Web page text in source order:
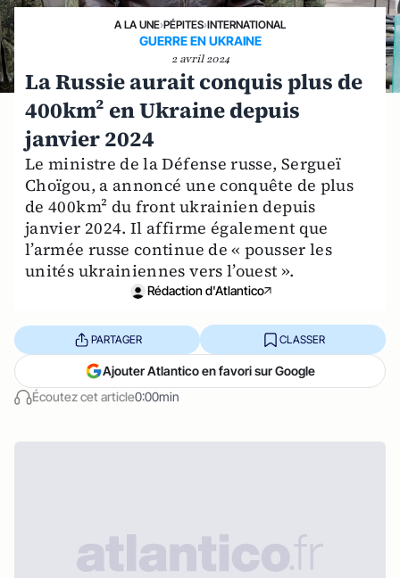
A LA UNE›PÉPITES›INTERNATIONAL
GUERRE EN UKRAINE
2 avril 2024
La Russie aurait conquis plus de
400km² en Ukraine depuis
janvier 2024
Le ministre de la Défense russe, Sergueï
Choïgou, a annoncé une conquête de plus
de 400km² du front ukrainien depuis
janvier 2024. Il affirme également que
l’armée russe continue de « pousser les
unités ukrainiennes vers l’ouest ».
Rédaction d'Atlantico
Écoutez cet article0:00min
PARTAGER CLASSER
Ajouter Atlantico en favori sur Google